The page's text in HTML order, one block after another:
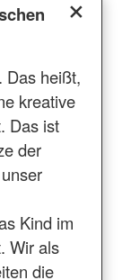
Das heißt,
kreative
Das ist
der
Kind im
Wir als
die